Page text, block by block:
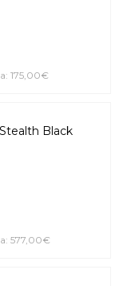
175,00€
Black
577,00€